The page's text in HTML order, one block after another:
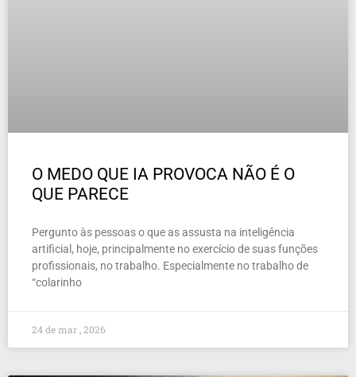
O MEDO QUE IA PROVOCA NÃO É O
QUE PARECE
Pergunto às pessoas o que as assusta na inteligência
artificial, hoje, principalmente no exercício de suas funções
profissionais, no trabalho. Especialmente no trabalho de
“colarinho
24 de mar , 2026